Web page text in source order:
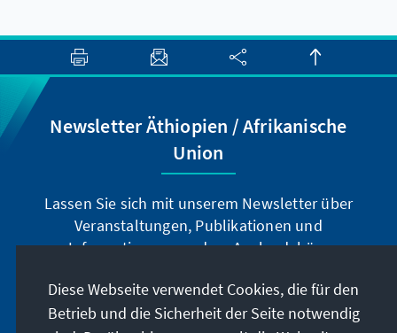
Newsletter Äthiopien / Afrikanische
Union
Lassen Sie sich mit unserem Newsletter über
Veranstaltungen, Publikationen und
Informationen aus dem Auslandsbüro
Jetzt abonnieren
Diese Webseite verwendet Cookies, die für den
Betrieb und die Sicherheit der Seite notwendig